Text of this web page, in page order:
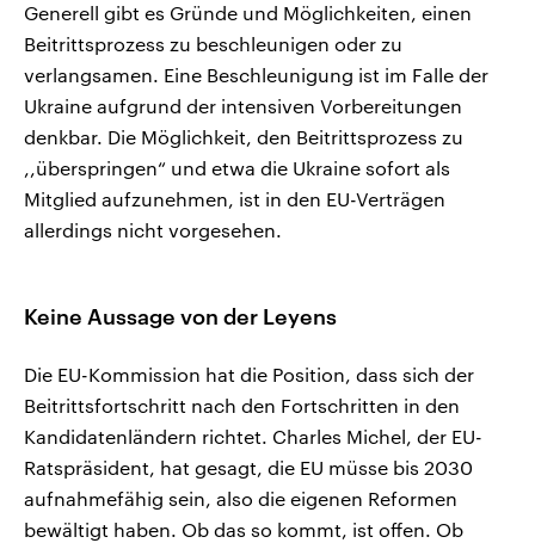
Generell gibt es Gründe und Möglichkeiten, einen
Beitrittsprozess zu beschleunigen oder zu
verlangsamen. Eine Beschleunigung ist im Falle der
Ukraine aufgrund der intensiven Vorbereitungen
denkbar. Die Möglichkeit, den Beitrittsprozess zu
,,überspringen“ und etwa die Ukraine sofort als
Mitglied aufzunehmen, ist in den EU-Verträgen
allerdings nicht vorgesehen.
Keine Aussage von der Leyens
Die EU-Kommission hat die Position, dass sich der
Beitrittsfortschritt nach den Fortschritten in den
Kandidatenländern richtet. Charles Michel, der EU-
Ratspräsident, hat gesagt, die EU müsse bis 2030
aufnahmefähig sein, also die eigenen Reformen
bewältigt haben. Ob das so kommt, ist offen. Ob